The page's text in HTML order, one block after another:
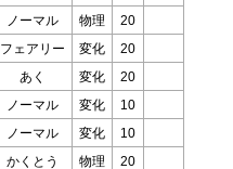
ノーマル 物理 20
フェアリー 変化 20
あく 変化 20
ノーマル 変化 10
ノーマル 変化 10
かくとう 物理 20